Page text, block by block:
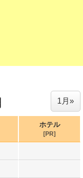
1月»
ホテル
[PR]